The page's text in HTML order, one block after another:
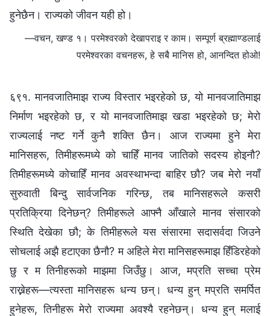
हुनेछैन। राज्यको जीवन यही हो।
—वचन, खण्ड १। परमेश्‍वरको देखापराइ र काम। सम्पूर्ण ब्रह्माण्डलाई
परमेश्‍वरका वचनहरू, हे सबै मानिस हो, आनन्दित होओ!
६९१. मानवजातिमाझ राज्य विस्तार भइरहेको छ, यो मानवजातिमाझ
निर्माण भइरहेको छ, र यो मानवजातिमाझ खडा भइरहेको छ; मेरो
राज्यलाई नष्ट गर्ने कुनै शक्ति छैन। आज राज्यमा हुने मेरा
मानिसहरू, तिमीहरूमध्ये को चाहिँ मानव जातिको सदस्य होइनौ?
तिमीहरूमध्ये कोचाहिँ मानव अवस्थाभन्दा बाहिर छौ? जब मेरो नयाँ
सुरुवाती बिन्दु सार्वजनिक गरिन्छ, तब मानिसहरूले कसरी
प्रतिक्रिया दिनेछन्? तिमीहरूले आफ्‍नै आँखाले मानव संसारको
स्थिति देखेका छौ; के तिमीहरूले यस संसारमा सदासर्वदा जिउने
सोचलाई अझै हटाएका छैनौ? म अहिले मेरा मानिसहरूमाझ हिँडिरहेको
छु र म तिनीहरूको माझमा जिउँछु। आज, मप्रति सच्‍चा प्रेम
राख्नेहरू—त्यस्ता मानिसहरू धन्य छन्। धन्य हुन् मप्रति समर्पित
हुनेहरू, तिनीहरू मेरो राज्यमा अवश्यै रहनेछन्। धन्य हुन् मलाई